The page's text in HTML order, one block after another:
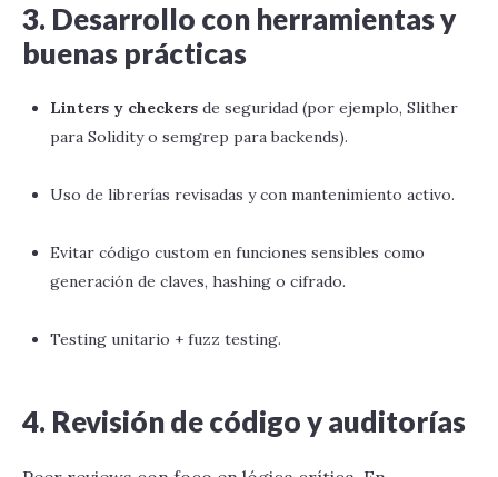
3. Desarrollo con herramientas y
buenas prácticas
Linters y checkers de seguridad (por ejemplo, Slither
para Solidity o semgrep para backends).
Uso de librerías revisadas y con mantenimiento activo.
Evitar código custom en funciones sensibles como
generación de claves, hashing o cifrado.
Testing unitario + fuzz testing.
4. Revisión de código y auditorías